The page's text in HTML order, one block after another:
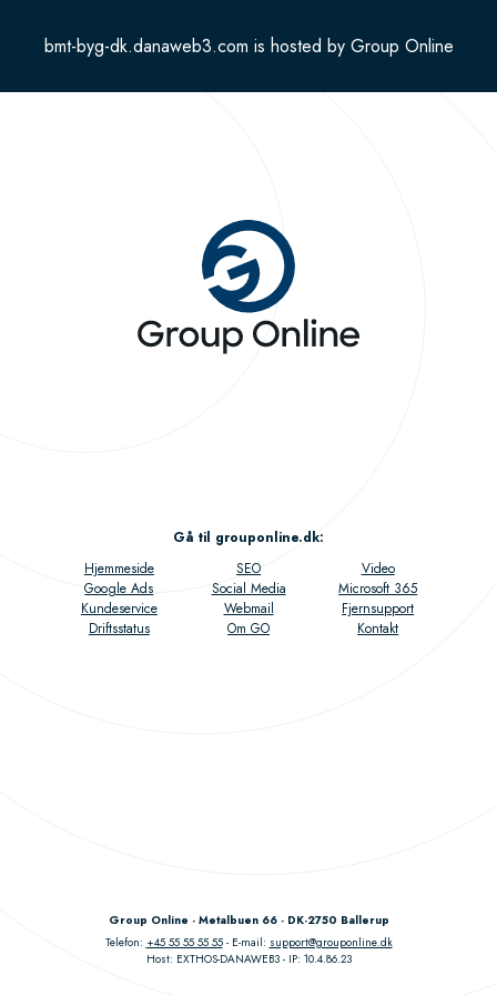
bmt-byg-dk.danaweb3.com is hosted by Group Online
Gå til grouponline.dk:
Hjemmeside
SEO
Video
Google Ads
Social Media
Microsoft 365
Kundeservice
Webmail
Fjernsupport
Driftsstatus
Om GO Kontakt
Group Online - Metalbuen 66 - DK-2750 Ballerup
Telefon: +45 55 55 55 55 E-mail: support@grouponline.dk
Host: EXTHOS-DANAWEB3
IP: 10.4.86.23